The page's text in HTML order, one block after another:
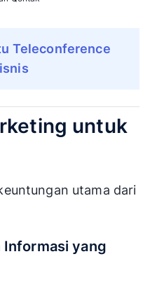
Teleconference
untuk
utama dari
Informasi yang